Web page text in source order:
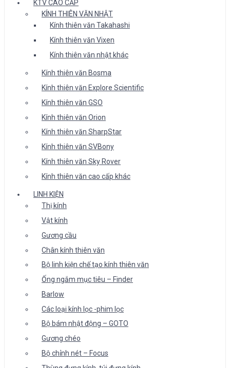
KTV CAO CẤP
KÍNH THIÊN VĂN NHẬT
Kính thiên văn Takahashi
Kính thiên văn Vixen
Kính thiên văn nhật khác
Kính thiên văn Bosma
Kính thiên văn Explore Scientific
Kính thiên văn GSO
Kính thiên văn Orion
Kính thiên văn SharpStar
Kính thiên văn SVBony
Kính thiên văn Sky Rover
Kính thiên văn cao cấp khác
LINH KIỆN
Thị kính
Vật kính
Gương cầu
Chân kính thiên văn
Bộ linh kiện chế tạo kính thiên văn
Ống ngắm mục tiêu – Finder
Barlow
Các loại kính lọc -phim lọc
Bộ bám nhật động – GOTO
Gương chéo
Bộ chỉnh nét – Focus